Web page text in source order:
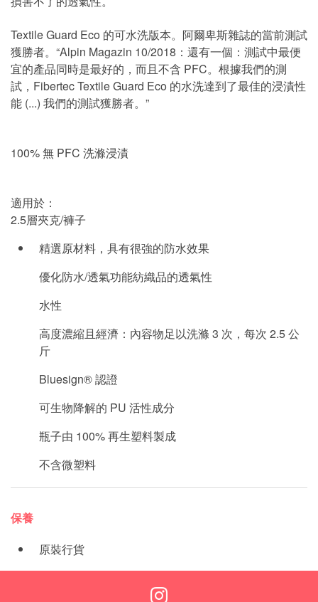
Textile Guard Eco 的可水洗版本。阿爾卑斯雜誌的當前測試
獲勝者。“Alpin Magazin 10/2018：還有一個：測試中最便
宜的產品同時是最好的，而且不含 PFC。根據我們的測
試，Fibertec Textile Guard Eco 的水洗達到了最佳的浸漬性
能 (...) 我們的測試獲勝者。”
100% 無 PFC 洗滌浸漬
適用於：
2.5層夾克/褲子
精選原材料，具有很強的防水效果
優化防水/透氣功能紡織品的透氣性
水性
高度濃縮且經濟：內容物足以洗滌 3 次，每次 2.5 公
斤
Bluesign® 認證
可生物降解的 PU 活性成分
瓶子由 100% 再生塑料製成
不含微塑料
保養
原裝行貨